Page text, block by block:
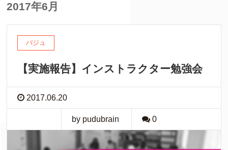
2017年6月
パジュ
【実施報告】インストラクター勉強会
2017.06.20
by pudubrain 0